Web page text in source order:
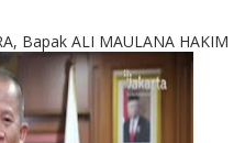
Bapak ALI MAULANA HAKIM